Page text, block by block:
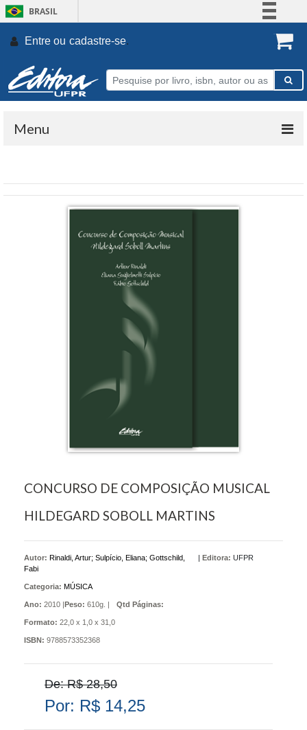
BRASIL
Participe
Entre ou cadastre-se.
Menu
CONCURSO DE COMPOSIÇÃO MUSICAL
HILDEGARD SOBOLL MARTINS
Autor: Rinaldi, Artur; Sulpício, Eliana; Gottschild,
Fabi
|Editora: UFPR
Categoria: MÚSICA
Ano: 2010 |Peso: 610g. | Qtd Páginas:
Formato: 22,0 x 1,0 x 31,0
ISBN: 9788573352368
De: R$ 28,50
Por: R$ 14,25